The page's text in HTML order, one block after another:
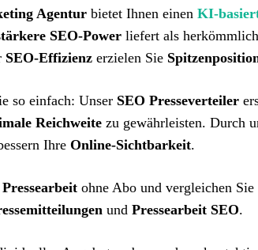
Agentur bietet Ihnen einen KI-
SEO-Power liefert als
SEO-Effizienz erzielen Sie
so einfach: Unser SEO Presseverteiler
Reichweite zu gewährleisten. Durch
Ihre Online-Sichtbarkeit.
ohne Abo und vergleichen
und Pressearbeit SEO.